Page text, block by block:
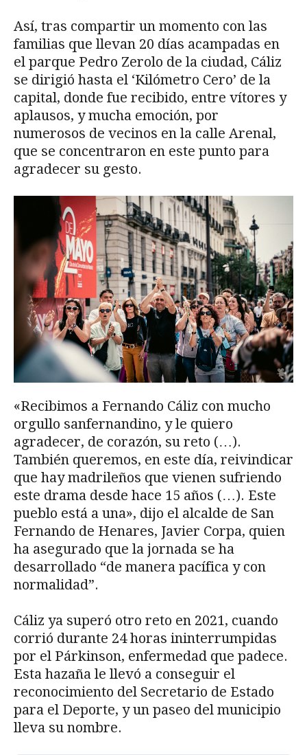
Así, tras compartir un momento con las
familias que llevan 20 días acampadas en
el parque Pedro Zerolo de la ciudad, Cáliz
se dirigió hasta el ‘Kilómetro Cero’ de la
capital, donde fue recibido, entre vítores y
aplausos, y mucha emoción, por
numerosos de vecinos en la calle Arenal,
que se concentraron en este punto para
agradecer su gesto.
«Recibimos a Fernando Cáliz con mucho
orgullo sanfernandino, y le quiero
agradecer, de corazón, su reto (…).
También queremos, en este día, reivindicar
que hay madrileños que vienen sufriendo
este drama desde hace 15 años (…). Este
pueblo está a una», dijo el alcalde de San
Fernando de Henares, Javier Corpa, quien
ha asegurado que la jornada se ha
desarrollado “de manera pacífica y con
normalidad”.
Cáliz ya superó otro reto en 2021, cuando
corrió durante 24 horas ininterrumpidas
por el Párkinson, enfermedad que padece.
Esta hazaña le llevó a conseguir el
reconocimiento del Secretario de Estado
para el Deporte, y un paseo del municipio
lleva su nombre.